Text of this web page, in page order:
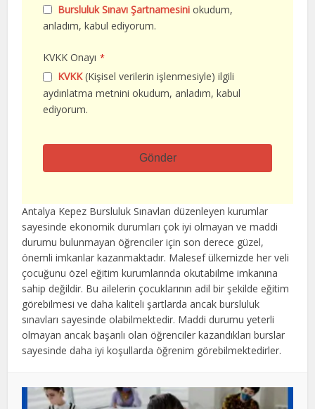
Bursluluk Sınavı Şartnamesini okudum,
anladım, kabul ediyorum.
KVKK Onayı *
KVKK(Kişisel verilerin işlenmesiyle) ilgili
aydınlatma metnini okudum, anladım, kabul
ediyorum.
Gönder
alan
boş
bırakılmalıdır
Antalya Kepez Bursluluk Sınavları düzenleyen kurumlar
sayesinde ekonomik durumları çok iyi olmayan ve maddi
durumu bulunmayan öğrenciler için son derece güzel,
önemli imkanlar kazanmaktadır. Malesef ülkemizde her veli
çocuğunu özel eğitim kurumlarında okutabilme imkanına
sahip değildir. Bu ailelerin çocuklarının adil bir şekilde eğitim
görebilmesi ve daha kaliteli şartlarda ancak bursluluk
sınavları sayesinde olabilmektedir. Maddi durumu yeterli
olmayan ancak başarılı olan öğrenciler kazandıkları burslar
sayesinde daha iyi koşullarda öğrenim görebilmektedirler.